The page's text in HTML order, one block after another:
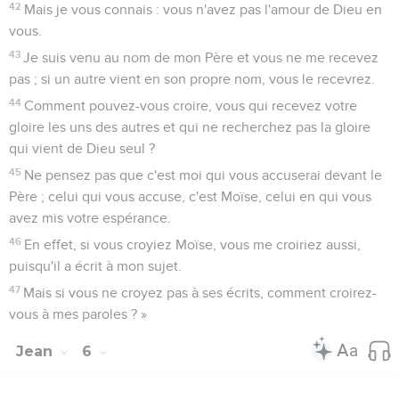
42 Mais je vous connais : vous n'avez pas l'amour de Dieu en
vous.
43 Je suis venu au nom de mon Père et vous ne me recevez
pas ; si un autre vient en son propre nom, vous le recevrez.
44 Comment pouvez-vous croire, vous qui recevez votre
gloire les uns des autres et qui ne recherchez pas la gloire
qui vient de Dieu seul ?
45 Ne pensez pas que c'est moi qui vous accuserai devant le
Père ; celui qui vous accuse, c'est Moïse, celui en qui vous
avez mis votre espérance.
46 En effet, si vous croyiez Moïse, vous me croiriez aussi,
puisqu'il a écrit à mon sujet.
47 Mais si vous ne croyez pas à ses écrits, comment croirez-
vous à mes paroles ? »
Jean 6